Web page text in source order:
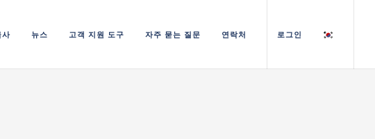
사 뉴스 고객 지원 도구 자주 묻는 질문 연락처 로그인